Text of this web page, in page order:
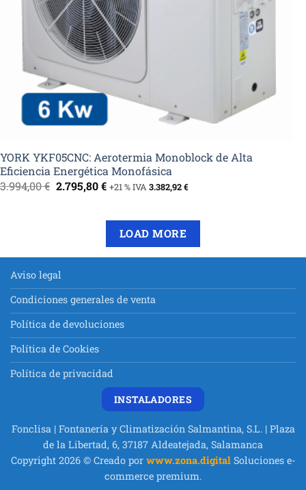
YORK YKF05CNC: Aerotermia Monoblock de Alta
Eficiencia Energética Monofásica
3.994,00€ El
precio
2.795,80€El
es:
2.795,80 €.
+21 % IVA 3.382,92€
LOAD MORE
Aviso legal
Condiciones generales de venta
Política de devoluciones
Política de Cookies
Política de privacidad
INSTALADORES
Fonclisa | Fontanería y Climatización Salmantina, S.L. | Plaza
de la Libertad, 6, 37187 Aldeatejada, Salamanca
Copyright 2026 © Creado por www.zona.digital Soluciones e-
commerce premium.